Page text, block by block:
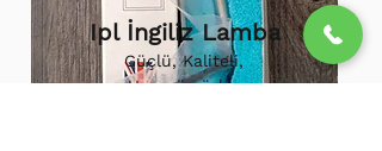
Ipl İngiliz Lamba
Güçlü, Kaliteli,
Uzun ömürlü,